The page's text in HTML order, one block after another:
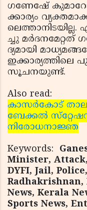
ഗ­ണേ­ഷേ് കുമാറോ
ക്കാര്യം
ലെ­ത്താ­നി­ട­യില്ല.
ച്ചു
ദ്യ­മാ­യി
ഇ­ക്കാ­ര്യ­ത്തി­ലെ
സൂ­ച­ന­യുണ്ട്.
Also read:
കാസര്‍കോട്
ബേക്കല്‍
നിരോധനാജ്ഞ
Keywords:
Minister,
DYFI, Jail,
Radhakrishnan,
News, Kerala
Sports News,